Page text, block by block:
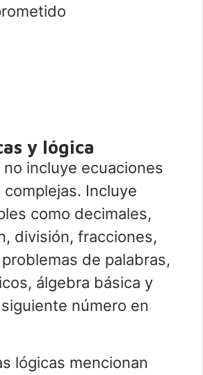
y lógica
no incluye ecuaciones
Incluye
como decimales,
división, fracciones,
de palabras,
álgebra básica y
número en
lógicas mencionan